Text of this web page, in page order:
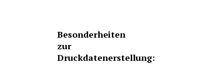
Besonderheiten
zur
Druckdatenerstellung: